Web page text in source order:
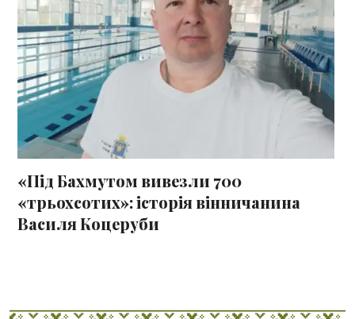
«Під Бахмутом вивезли 700
«трьохсотих»: історія вінничанина
Василя Коцеруби